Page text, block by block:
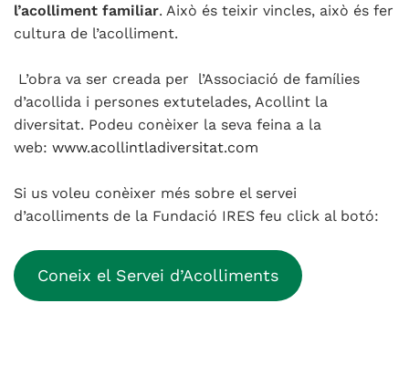
l’acolliment familiar. Això és teixir vincles, això és fer
cultura de l’acolliment.
L’obra va ser creada per l’Associació de famílies
d’acollida i persones extutelades, Acollint la
diversitat. Podeu conèixer la seva feina a la
web: www.acollintladiversitat.com
Si us voleu conèixer més sobre el servei
d’acolliments de la Fundació IRES feu click al botó:
Coneix el Servei d’Acolliments